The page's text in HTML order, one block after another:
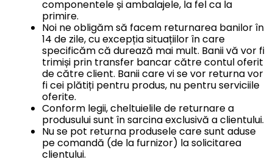
componentele și ambalajele, la fel ca la
primire.
Noi ne obligăm să facem returnarea banilor în
14 de zile, cu excepția situațiilor în care
specificăm că durează mai mult. Banii vă vor fi
trimiși prin transfer bancar către contul oferit
de către client. Banii care vi se vor returna vor
fi cei plătiți pentru produs, nu pentru serviciile
oferite.
Conform legii, cheltuielile de returnare a
produsului sunt în sarcina exclusivă a clientului.
Nu se pot returna produsele care sunt aduse
pe comandă (de la furnizor) la solicitarea
clientului.